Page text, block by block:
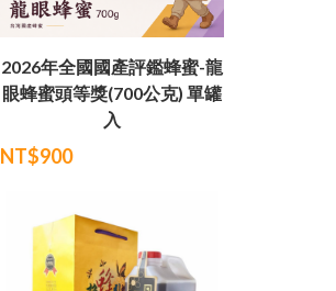
2026年全國國產評鑑蜂蜜-龍
眼蜂蜜頭等獎(700公克) 單罐
入
NT$900